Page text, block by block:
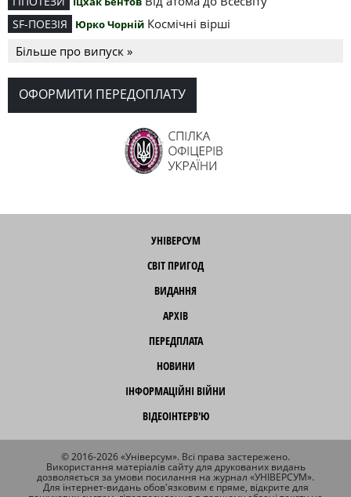
SF-ПОЕЗІЯ Юрко Чорній Космічні вірші
Більше про випуск »
ОФОРМИТИ ПЕРЕДОПЛАТУ
УНІВЕРСУМ
СВІТ ПРИГОД
ВИДАННЯ
АРХІВ
ПЕРЕДПЛАТА
НОВИНИ
ІНФОРМАЦІЙНІ ВІЙНИ
ВІДЕОІНТЕРВ'Ю
© 2016-2026 «Універсум». Всі права застережено.
Використання матеріалів сайту для друкованих видань
дозволяється за умови посилання на журнал «УНІВЕРСУМ».
Для інтернет-видань обов'язковим є пряме, відкрите для